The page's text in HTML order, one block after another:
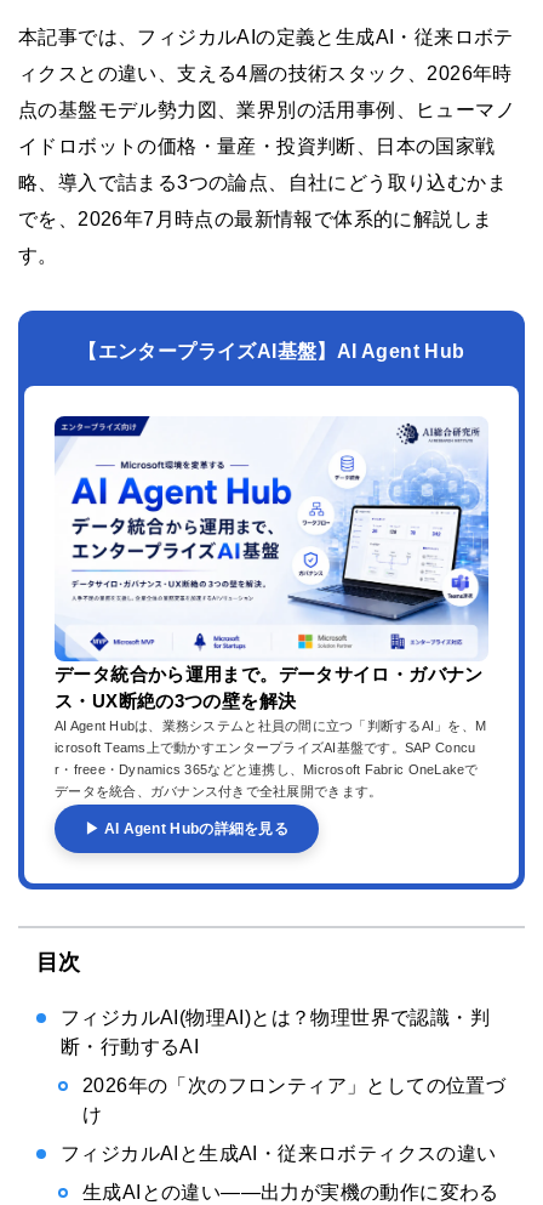
本記事では、フィジカルAIの定義と生成AI・従来ロボテ
ィクスとの違い、支える4層の技術スタック、2026年時
点の基盤モデル勢力図、業界別の活用事例、ヒューマノ
イドロボットの価格・量産・投資判断、日本の国家戦
略、導入で詰まる3つの論点、自社にどう取り込むかま
でを、2026年7月時点の最新情報で体系的に解説しま
す。
【エンタープライズAI基盤】AI Agent Hub
データ統合から運用まで。データサイロ・ガバナン
ス・UX断絶の3つの壁を解決
AI Agent Hubは、業務システムと社員の間に立つ「判断するAI」を、M
icrosoft Teams上で動かすエンタープライズAI基盤です。SAP Concu
r・freee・Dynamics 365などと連携し、Microsoft Fabric OneLakeで
データを統合、ガバナンス付きで全社展開できます。
▶ AI Agent Hubの詳細を見る
目次
フィジカルAI(物理AI)とは？物理世界で認識・判
断・行動するAI
2026年の「次のフロンティア」としての位置づ
け
フィジカルAIと生成AI・従来ロボティクスの違い
生成AIとの違い——出力が実機の動作に変わる